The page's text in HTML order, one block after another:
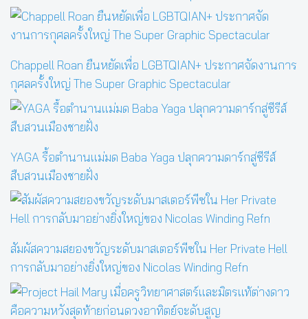
Chappell Roan ยืนหยัดเพื่อ LGBTQIAN+ ประกาศจัดงานการ
กุศลครั้งใหญ่ The Super Graphic Spectacular
YAGA รื้อตำนานแม่มด Baba Yaga ปลุกความดาร์กสู่ซีรีส์
สืบสวนเมืองชายฝั่ง
สัมผัสความสยองขวัญระดับมาสเตอร์พีซใน Her Private Hell
การกลับมาอย่างยิ่งใหญ่ของ Nicolas Winding Refn